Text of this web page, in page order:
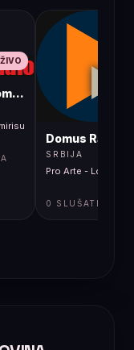
Domus Radio
SRBIJA
Pro Arte - Lola
0 SLUŠATELJA